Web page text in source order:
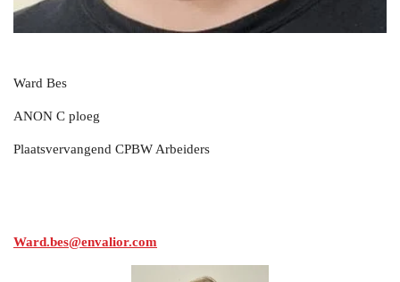
Ward Bes
ANON C ploeg
Plaatsvervangend CPBW Arbeiders
Ward.bes@envalior.com